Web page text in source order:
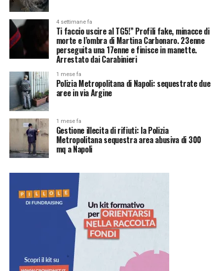
4 settimane fa
Ti faccio uscire al TG5!” Profili fake, minacce di
morte e l’ombra di Martina Carbonaro. 23enne
perseguita una 17enne e finisce in manette.
Arrestato dai Carabinieri
1 mese fa
Polizia Metropolitana di Napoli: sequestrate due
aree in via Argine
1 mese fa
Gestione illecita di rifiuti: la Polizia
Metropolitana sequestra area abusiva di 300
mq a Napoli